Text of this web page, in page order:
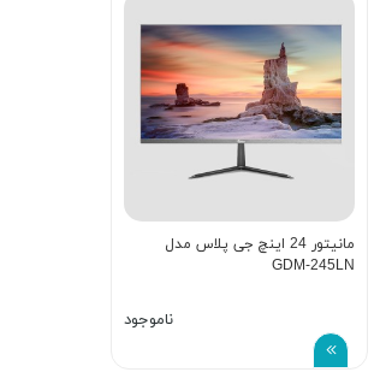
مانیتور 24 اینچ جی پلاس مدل
GDM-245LN
ناموجود